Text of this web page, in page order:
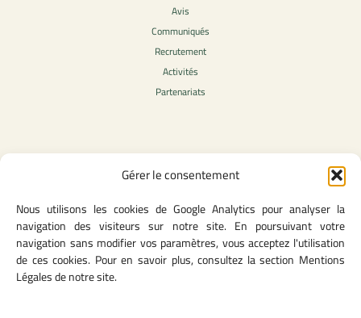
Gérer le consentement
Nous utilisons les cookies de Google Analytics pour analyser la
navigation des visiteurs sur notre site. En poursuivant votre
navigation sans modifier vos paramètres, vous acceptez l'utilisation
de ces cookies. Pour en savoir plus, consultez la section Mentions
Légales de notre site.
Avis
Communiqués
Recrutement
Activités
Partenariats
Contenu légale
CGU
Mentions légales
Politique des cookies